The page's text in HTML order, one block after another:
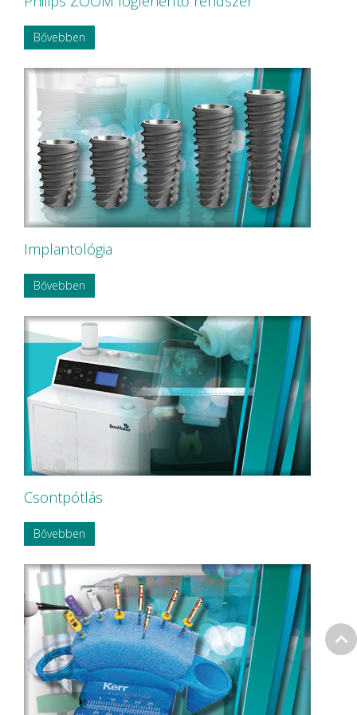
Bővebben
Implantológia
Bővebben
Csontpótlás
Bővebben